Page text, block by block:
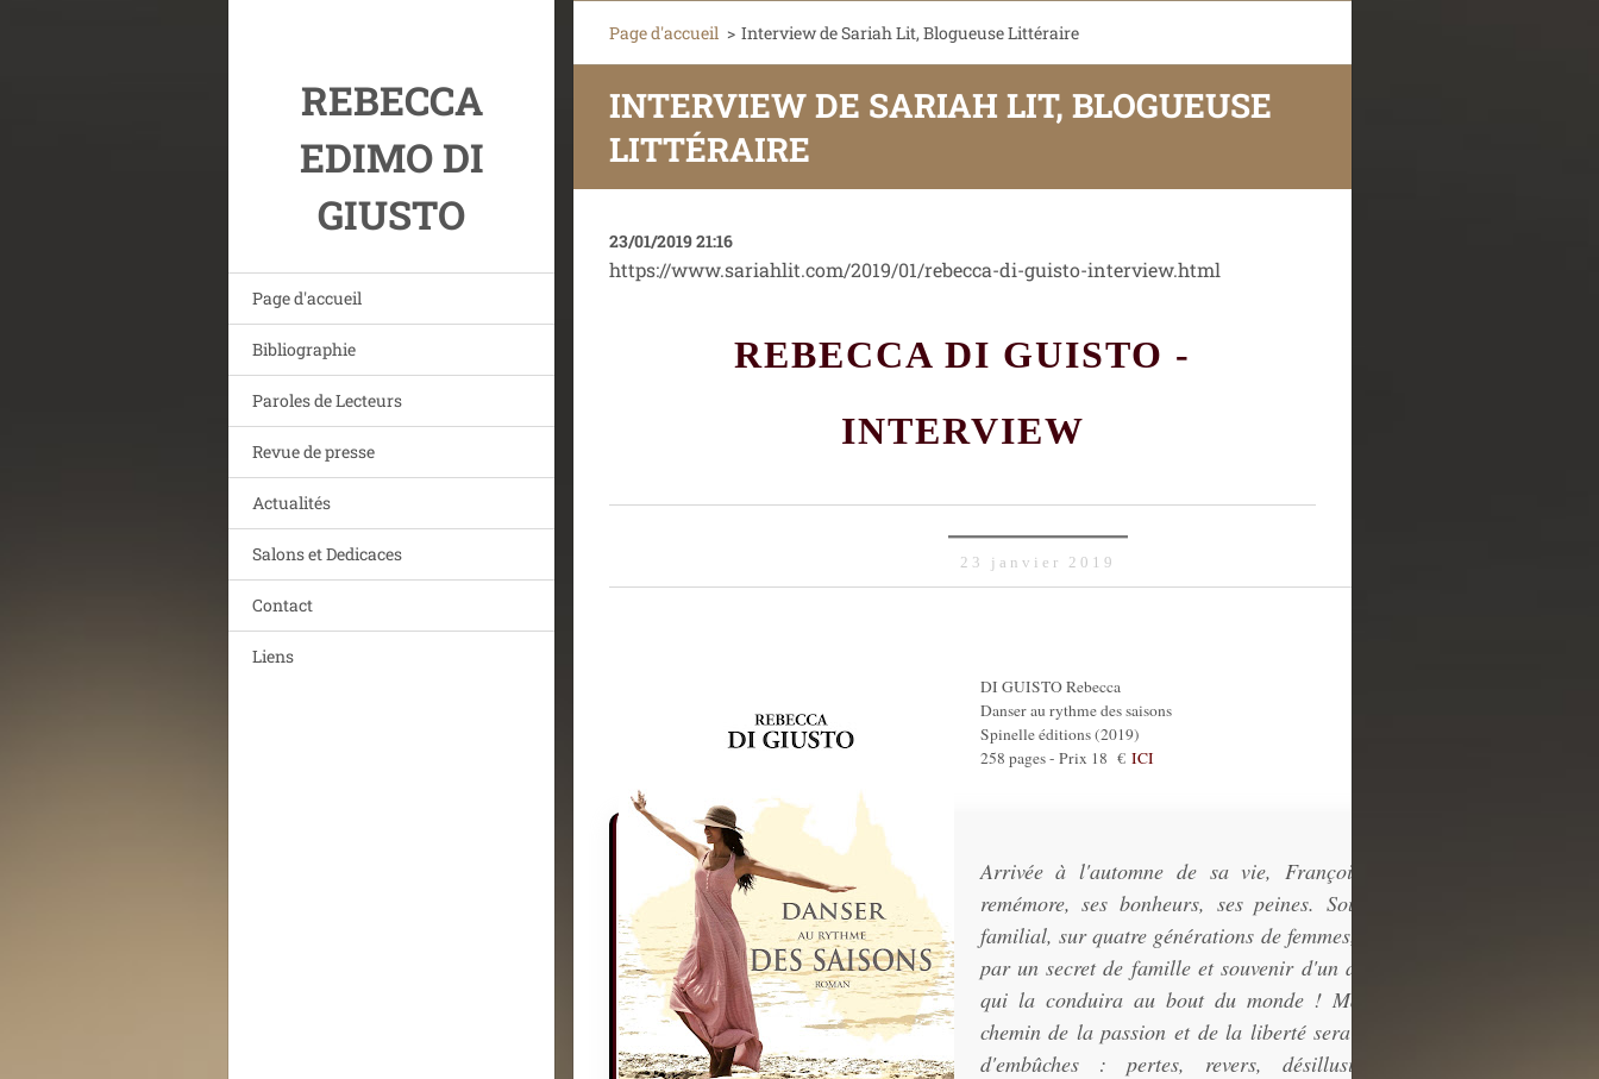
REBECCA
EDIMO DI
GIUSTO
Page d'accueil
Bibliographie
Paroles de Lecteurs
Revue de presse
Actualités
Salons et Dedicaces
Contact
Liens
Page d'accueil > Interview de Sariah Lit, Blogueuse Littéraire
INTERVIEW DE SARIAH LIT, BLOGUEUSE
LITTÉRAIRE
23/01/2019 21:16
https://www.sariahlit.com/2019/01/rebecca-di-guisto-interview.html
REBECCA DI GUISTO -
INTERVIEW
23 janvier 2019
DI GUISTO Rebecca
Danser au rythme des saisons
Spinelle éditions (2019)
258 pages - Prix 18 € ICI
Arrivée à l'automne de sa vie, Françoise se
remémore, ses bonheurs, ses peines. Souvenir
familial, sur quatre générations de femmes, liées
par un secret de famille et souvenir d'un amour
qui la conduira au bout du monde ! Mais le
chemin de la passion et de la liberté sera semé
d'embûches : pertes, revers, désillusions...